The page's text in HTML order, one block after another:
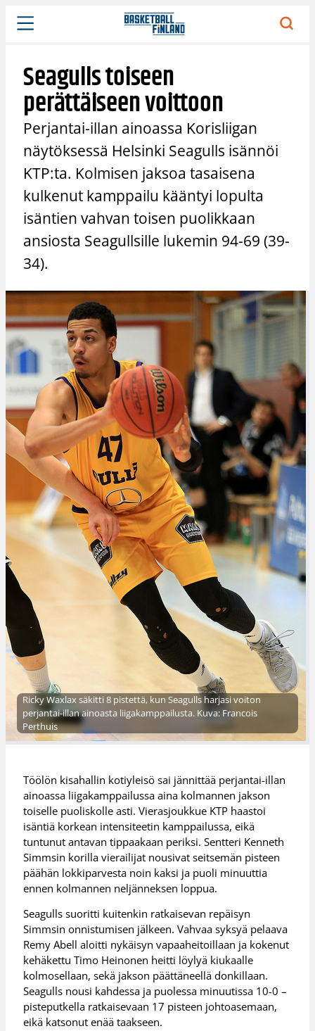
Siirry
sisältöön
Seagulls toiseen
perättäiseen voittoon
Perjantai-illan ainoassa Korisliigan
näytöksessä Helsinki Seagulls isännöi
KTP:ta. Kolmisen jaksoa tasaisena
kulkenut kamppailu kääntyi lopulta
isäntien vahvan toisen puolikkaan
ansiosta Seagullsille lukemin 94-69 (39-
34).
Ricky Waxlax säkitti 8 pistettä, kun Seagulls harjasi voiton
perjantai-illan ainoasta liigakamppailusta. Kuva: Francois
Perthuis
Töölön kisahallin kotiyleisö sai jännittää perjantai-illan
ainoassa liigakamppailussa aina kolmannen jakson
toiselle puoliskolle asti. Vierasjoukkue KTP haastoi
isäntiä korkean intensiteetin kamppailussa, eikä
tuntunut antavan tippaakaan periksi. Sentteri Kenneth
Simmsin korilla vierailijat nousivat seitsemän pisteen
päähän lokkiparvesta noin kaksi ja puoli minuuttia
ennen kolmannen neljänneksen loppua.
Seagulls suoritti kuitenkin ratkaisevan repäisyn
Simmsin onnistumisen jälkeen. Vahvaa syksyä pelaava
Remy Abell aloitti nykäisyn vapaaheitoillaan ja kokenut
kehäkettu Timo Heinonen heitti löylyä kiukaalle
kolmosellaan, sekä jakson päättäneellä donkillaan.
Seagulls nousi kahdessa ja puolessa minuutissa 10-0 –
pisteputkella ratkaisevaan 17 pisteen johtoasemaan,
eikä katsonut enää taakseen.